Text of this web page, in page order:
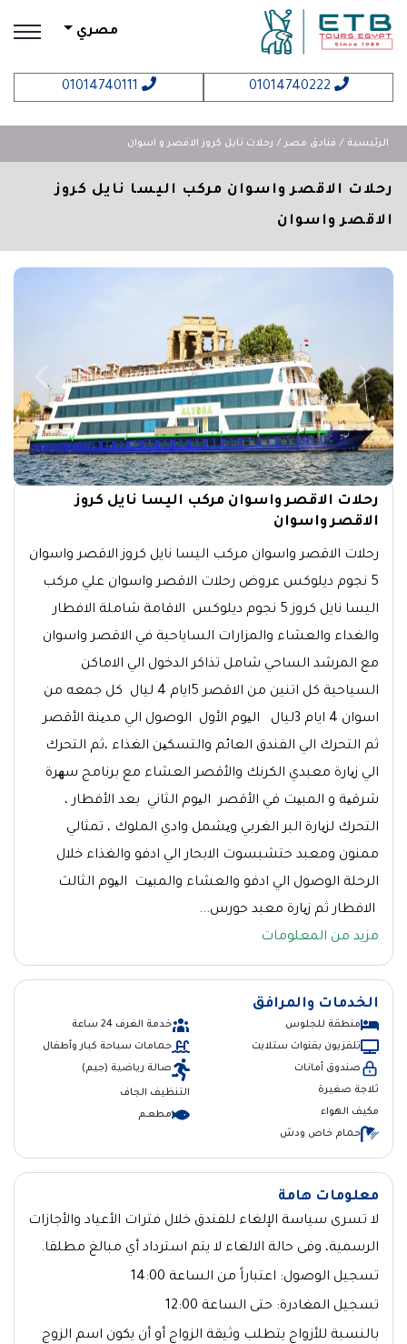
مصري
الرئيسية فنادق مصر رحلات نايل كروز الاقصر و اسوان
رحلات الاقصر واسوان مركب اليسا نايل كروز
الاقصر واسوان
Next
رحلات الاقصر واسوان مركب اليسا نايل كروز
الاقصر واسوان
رحلات الاقصر واسوان مركب اليسا نايل كروز الاقصر واسوان
5 نجوم ديلوكس عروض رحلات الاقصر واسوان علي مركب
اليسا نايل كروز 5 نجوم ديلوكس الاقامة شاملة الافطار
والغداء والعشاء والمزارات الساياحية في الاقصر واسوان
مع المرشد الساحي شامل تذاكر الدخول الي الاماكن
السياحية كل اتنين من الاقصر 5ايام 4 ليال كل جمعه من
اسوان 4 ايام 3ليال الیوم الأول الوصول الي مدینة الأقصر
ثم التحرك الي الفندق العائم والتسكین الغذاء ،ثم التحرك
الي زیارة معبدي الكرنك والأقصر العشاء مع برنامج سھرة
شرقیة و المبیت في الأقصر الیوم الثاني بعد الأفطار ،
التحرك لزیارة البر الغربي ویشمل وادي الملوك ، تمثالي
ممنون ومعبد حتشبسوت الابحار الي ادفو والغذاء خلال
الرحلة الوصول الي ادفو والعشاء والمبیت الیوم الثالث
الافطار ثم زیارة معبد حورس...
مزيد من المعلومات
الخدمات والمرافق
منطقة للجلوس
تلفزيون بقنوات ستلايت
صندوق أمانات
ثلاجة صغيرة
مكيف الهواء
حمام خاص ودش
خدمة الغرف 24 ساعة
حمامات سباحة كبار وأطفال
صالة رياضية (جيم)
التنظيف الجاف
مطعــم
معلومات هامة
لا تسرى سياسة الإلغاء للفندق خلال فترات الأعياد والأجازات
الرسمية، وفى حالة الالغاء لا يتم استرداد أي مبالغ مطلقا.
تسجيل الوصول: اعتباراً من الساعة 14:00
تسجيل المغادرة: حتى الساعة 12:00
بالنسبة للأزواج يتطلب وثيقة الزواج أو أن يكون اسم الزوج